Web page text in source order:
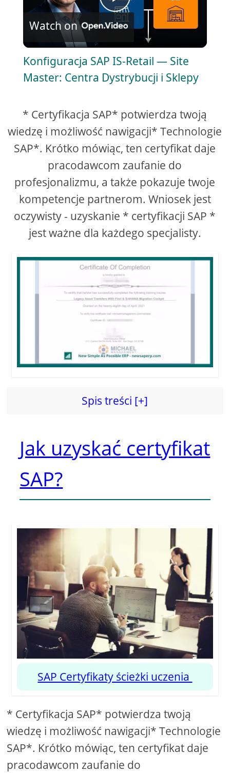
P
l
a
V
i
d
e
o
Watch on
Konfiguracja SAP IS-Retail — Site
Master: Centra Dystrybucji i Sklepy
* Certyfikacja SAP* potwierdza twoją
wiedzę i możliwość nawigacji* Technologie
SAP*. Krótko mówiąc, ten certyfikat daje
pracodawcom zaufanie do
profesjonalizmu, a także pokazuje twoje
kompetencje partnerom. Wniosek jest
oczywisty - uzyskanie * certyfikacji SAP *
jest ważne dla każdego specjalisty.
Spis treści [+]
Jak uzyskać certyfikat
SAP?
SAP Certyfikaty ścieżki uczenia
* Certyfikacja SAP* potwierdza twoją
wiedzę i możliwość nawigacji* Technologie
SAP*. Krótko mówiąc, ten certyfikat daje
pracodawcom zaufanie do